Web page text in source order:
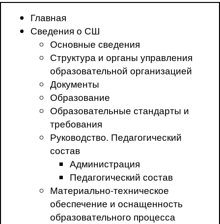
Главная
Сведения о СШ
Основные сведения
Структура и органы управления
образовательной организацией
Документы
Образование
Образовательные стандарты и
требования
Руководство. Педагогический
состав
Администрация
Педагогический состав
Материально-техническое
обеспечение и оснащенность
образовательного процесса